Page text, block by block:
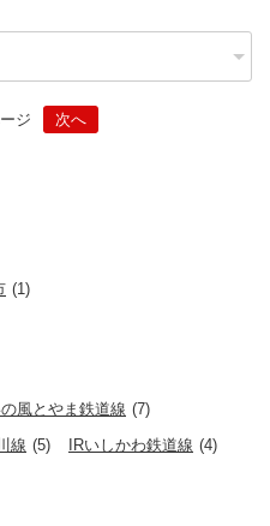
ジ 次へ
(1)
風とやま鉄道線 (7)
線 (5) IRいしかわ鉄道線 (4)